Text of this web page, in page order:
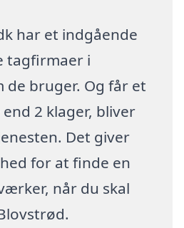
har et indgående
tagfirmaer i
de bruger. Og får et
2 klager, bliver
Det giver
for at finde en
når du skal